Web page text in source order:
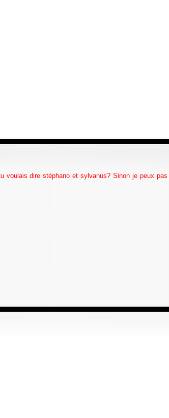
dire stéphano et sylvanus? Sinon je peux